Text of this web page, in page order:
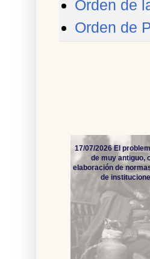
Orden de
Orden de
17/07/2026 El
de muy antiguo,
elaboración de
de